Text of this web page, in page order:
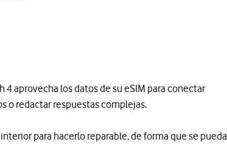
aprovecha los datos de su eSIM para conectar
o redactar respuestas complejas.
para hacerlo reparable, de forma que se pueda